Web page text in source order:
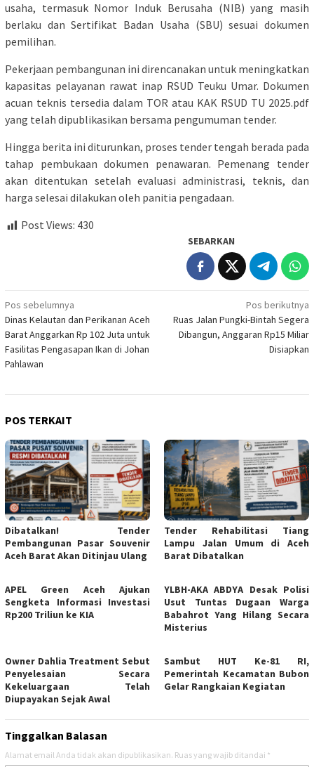
usaha, termasuk Nomor Induk Berusaha (NIB) yang masih
berlaku dan Sertifikat Badan Usaha (SBU) sesuai dokumen
pemilihan.
Pekerjaan pembangunan ini direncanakan untuk meningkatkan
kapasitas pelayanan rawat inap RSUD Teuku Umar. Dokumen
acuan teknis tersedia dalam TOR atau KAK RSUD TU 2025.pdf
yang telah dipublikasikan bersama pengumuman tender.
Hingga berita ini diturunkan, proses tender tengah berada pada
tahap pembukaan dokumen penawaran. Pemenang tender
akan ditentukan setelah evaluasi administrasi, teknis, dan
harga selesai dilakukan oleh panitia pengadaan.
Post Views: 430
SEBARKAN
Navigasi
pos
Pos sebelumnya
Dinas Kelautan dan Perikanan Aceh
Barat Anggarkan Rp 102 Juta untuk
Fasilitas Pengasapan Ikan di Johan
Pahlawan
Pos berikutnya
Ruas Jalan Pungki-Bintah Segera
Dibangun, Anggaran Rp15 Miliar
Disiapkan
POS TERKAIT
Dibatalkan! Tender
Pembangunan Pasar Souvenir
Aceh Barat Akan Ditinjau Ulang
Tender Rehabilitasi Tiang
Lampu Jalan Umum di Aceh
Barat Dibatalkan
APEL Green Aceh Ajukan
Sengketa Informasi Investasi
Rp200 Triliun ke KIA
YLBH-AKA ABDYA Desak Polisi
Usut Tuntas Dugaan Warga
Babahrot Yang Hilang Secara
Misterius
Owner Dahlia Treatment Sebut
Penyelesaian Secara
Kekeluargaan Telah
Diupayakan Sejak Awal
Sambut HUT Ke-81 RI,
Pemerintah Kecamatan Bubon
Gelar Rangkaian Kegiatan
Tinggalkan Balasan
Alamat email Anda tidak akan dipublikasikan. Ruas yang wajib ditandai *